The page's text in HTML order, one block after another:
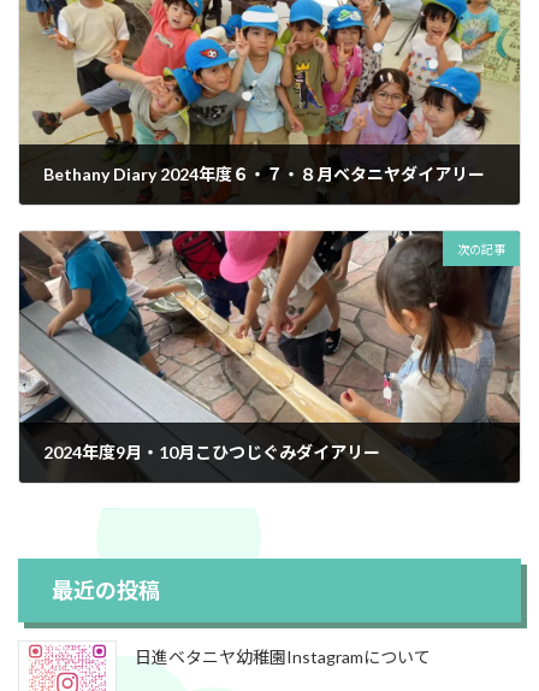
Bethany Diary 2024年度６・７・８月ベタニヤダイアリー
次の記事
2024年度9月・10月こひつじぐみダイアリー
最近の投稿
日進ベタニヤ幼稚園Instagramについて